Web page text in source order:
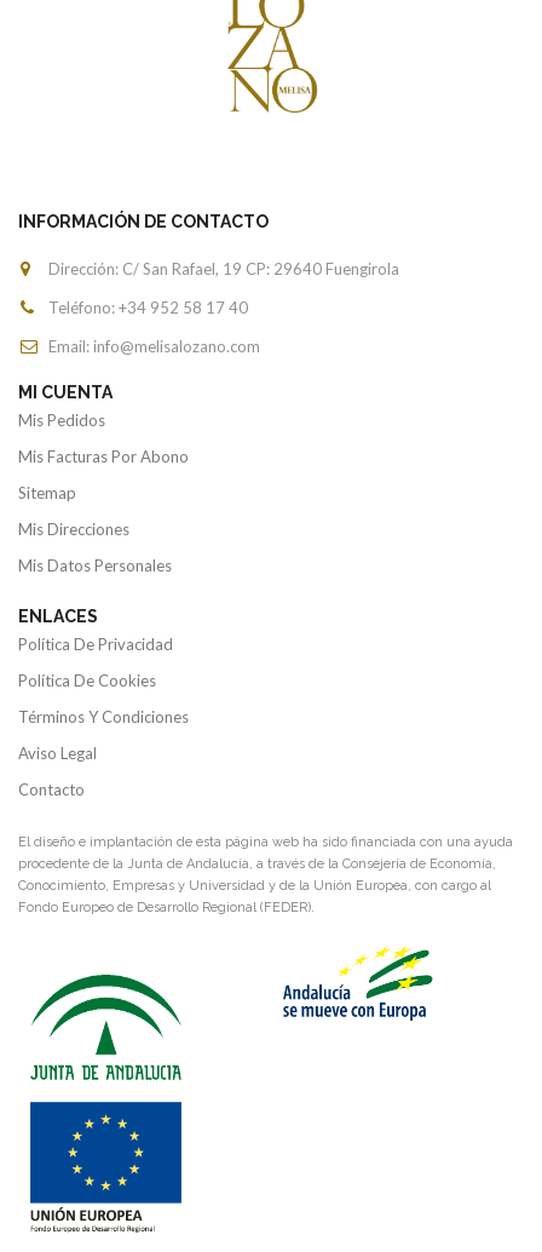
INFORMACIÓN DE CONTACTO
Dirección: C/ San Rafael, 19 CP: 29640 Fuengirola
Teléfono: +34 952 58 17 40
Email: info@melisalozano.com
MI CUENTA
Mis Pedidos
Mis Facturas Por Abono
Sitemap
Mis Direcciones
Mis Datos Personales
ENLACES
Política De Privacidad
Política De Cookies
Términos Y Condiciones
Aviso Legal
Contacto
El diseño e implantación de esta página web ha sido financiada con una ayuda
procedente de la Junta de Andalucía, a través de la Consejería de Economía,
Conocimiento, Empresas y Universidad y de la Unión Europea, con cargo al
Fondo Europeo de Desarrollo Regional (FEDER).